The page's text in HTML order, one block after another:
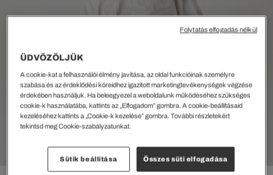
ÜDVÖZÖLJÜK
A cookie-kat a felhasználói élmény javítása, az oldal funkcióinak személyre
szabása és az érdeklődési köreidhez igazított marketingtevékenységek végzése
érdekében használjuk. Ha beleegyezel a weboldalunk működéséhez szükséges
cookie-k használatába, kattints az „Elfogadom” gombra. A cookie-beállításaid
kezeléséhez kattints a „Cookie-k kezelése” gombra. További részletekért
tekintsd meg Cookie-szabályzatunkat.
Sütik beállítása Összes süti elfogadása
Folytatás elfogadás nélkül